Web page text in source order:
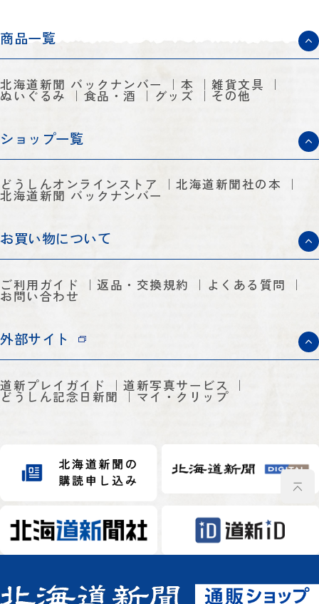
商品一覧
北海道新聞 バックナンバー 本 雑貨文具
ぬいぐるみ 食品・酒 グッズ その他
ショップ一覧
どうしんオンラインストア 北海道新聞社の本
北海道新聞 バックナンバー
お買い物について
ご利用ガイド 返品・交換規約 よくある質問
お問い合わせ
外部サイト
道新プレイガイド 道新写真サービス
どうしん記念日新聞 マイ・クリップ